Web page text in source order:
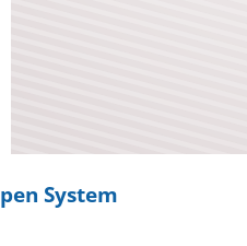
pen System